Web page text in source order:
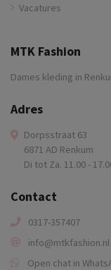
Vacatures
MTK Fashion
Dames kleding in
Adres
Dorpsstraat 63
6871 AD Renkum
Di tot Za. 11.00 -
Contact
0317-357407
info@mtkfashion.nl
Open chat in